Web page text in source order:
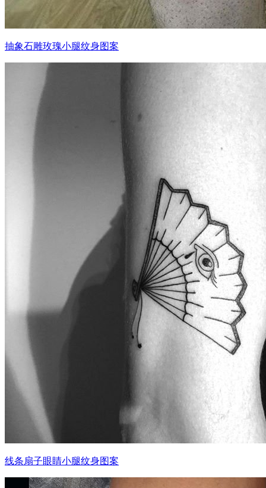
抽象石雕玫瑰小腿纹身图案
线条扇子眼睛小腿纹身图案